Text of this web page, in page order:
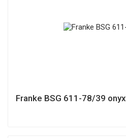
Franke BSG 611-78/39 onyx